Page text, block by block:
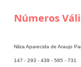
Números
Nilza Aparecida de Araujo
147 - 293 - 439 - 585 - 731